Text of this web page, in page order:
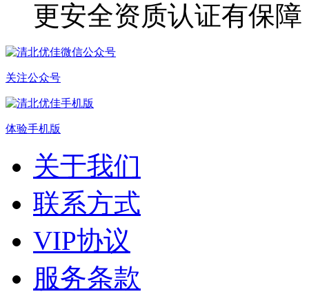
更安全资质认证有保障
关注公众号
体验手机版
关于我们
联系方式
VIP协议
服务条款